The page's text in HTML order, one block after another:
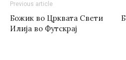
Previous article
Божик во Црквата Свети
Илија во Футскрај